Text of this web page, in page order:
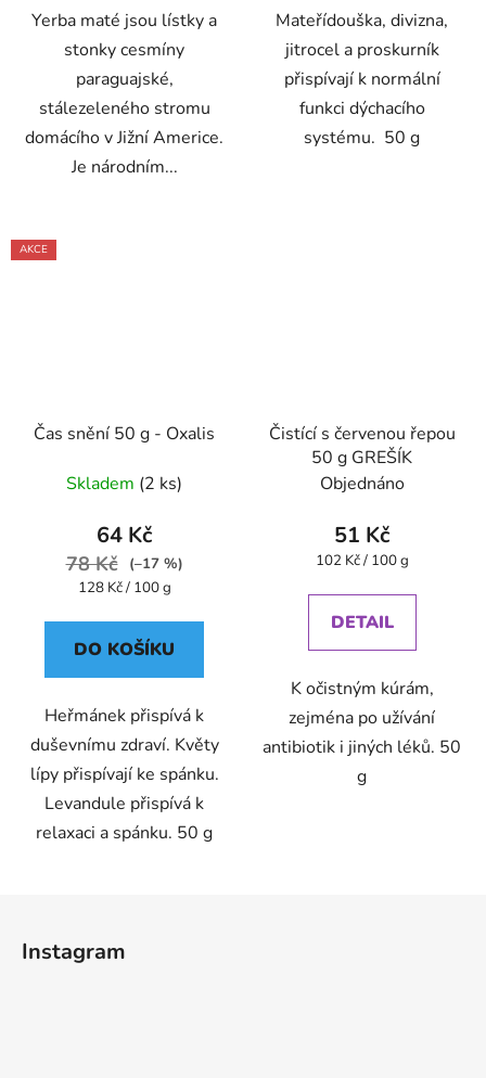
Yerba maté jsou lístky a
stonky cesmíny
paraguajské,
stálezeleného stromu
domácího v Jižní Americe.
Je národním...
Mateřídouška, divizna,
jitrocel a proskurník
přispívají k normální
funkci dýchacího
systému. 50 g
AKCE
Čas snění 50 g - Oxalis
Skladem (2 ks)
64 Kč
78 Kč
(–17 %)
Měrná
128 Kč / 100 g
DO KOŠÍKU
Heřmánek přispívá k
duševnímu zdraví. Květy
lípy přispívají ke spánku.
Levandule přispívá k
relaxaci a spánku. 50 g
Čistící s červenou řepou
50 g GREŠÍK
Objednáno
51 Kč
Měrná
102 Kč / 100 g
DETAIL
K očistným kúrám,
zejména po užívání
antibiotik i jiných léků. 50
g
Instagram